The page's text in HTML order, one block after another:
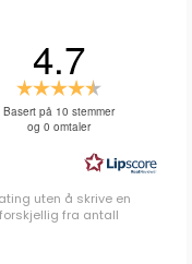
4.7
4.7
mulige
Basert på 10 stemmer
og 0 omtaler
uten å skrive en
fra antall